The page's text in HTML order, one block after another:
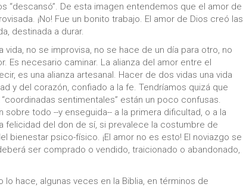
“descansó”. De esta imagen entendemos que el amor de
¡No! Fue un bonito trabajo. El amor de Dios creó las
destinada a durar.
vida, no se improvisa, no se hace de un día para otro, no
Es necesario caminar. La alianza del amor entre el
es una alianza artesanal. Hacer de dos vidas una vida
y del corazón, confiado a la fe. Tendríamos quizá que
sentimentales” están un poco confusas.
todo --y enseguida-- a la primera dificultad, o a la
felicidad del don de sí, si prevalece la costumbre de
bienestar psico-físico. ¡El amor no es esto! El noviazgo se
ser comprado o vendido, traicionado o abandonado,
hace, algunas veces en la Biblia, en términos de